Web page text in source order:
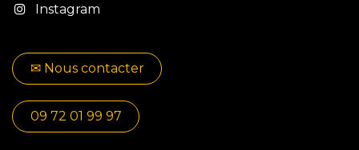
Instagram
✉​​ No​​​​us contacter
09 72 01 99 97